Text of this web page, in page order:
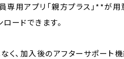
専用アプリ「親方プラス」**が
ードできます。
く、加入後のアフターサポート